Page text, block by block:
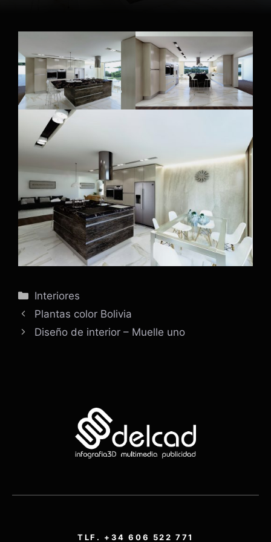
Categorías
Interiores
Plantas color Bolivia
Diseño de interior – Muelle uno
TLF. +34 606 522 771